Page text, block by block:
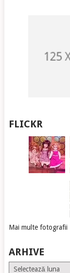
FLICKR
Mai multe fotografii
ARHIVE
Arhive